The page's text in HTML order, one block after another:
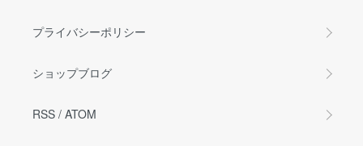
プライバシーポリシー
ショップブログ
RSS / ATOM